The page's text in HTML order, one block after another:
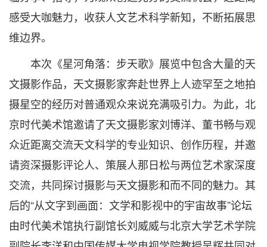
感受大咖魅力，收获人文艺术科学新知，不断拓展思
维边界。
本次《星河角落：步天歌》展览中包含大量的天
文摄影作品，天文摄影家奔赴世界上人迹罕至之地拍
摄星空的经历对普通观众来说充满吸引力。为此，北
京时代美术馆邀请了天文摄影家刘博洋、董书畅与观
众近距离交流天文科学的专业知识、创作历程，并邀
请资深摄影评论人、策展人那日松与两位艺术家深度
交流，共同探讨摄影与天文摄影和而不同的魅力。其
后的“从文字到画面：文学和影视中的宇宙故事”论坛
由时代美术馆执行副馆长刘威威与北京大学艺术学院